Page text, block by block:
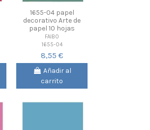
1655-04 papel
decorativo Arte de
papel 10 hojas
FAIBO
1655-04
8,55 €
Añadir al
carrito